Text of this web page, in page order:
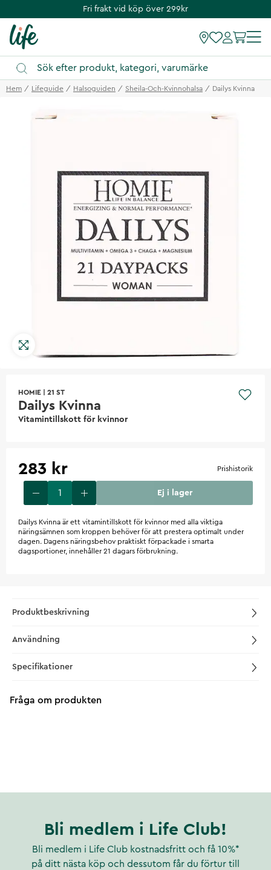
Fri frakt vid köp över 299kr
Hem Lifeguide Halsoguiden Sheila-Och-Kvinnohalsa Dailys Kvinna
HOMIE 21 ST
Dailys Kvinna
Vitamintillskott för kvinnor
283 kr Prishistorik
Ej i lager
Dailys Kvinna är ett vitamintillskott för kvinnor med alla viktiga
näringsämnen som kroppen behöver för att prestera optimalt under
dagen. Dagens näringsbehov praktiskt förpackade i smarta
dagsportioner, innehåller 21 dagars förbrukning.
Produktbeskrivning
Användning
Specifikationer
Fråga om produkten
Bli medlem i Life Club!
Bli medlem i Life Club kostnadsfritt och få 10%*
på ditt nästa köp och dessutom får du förtur till